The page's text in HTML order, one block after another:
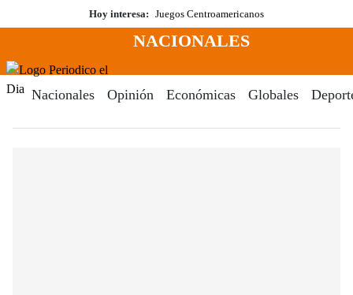
al
Hoy interesa: Juegos Centroamericanos
Menú
NACIONALES
Nacionales Opinión Económicas Globales